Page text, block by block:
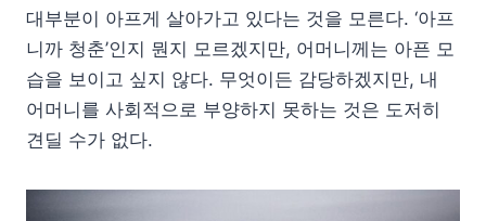
대부분이 아프게 살아가고 있다는 것을 모른다. ‘아프
니까 청춘’인지 뭔지 모르겠지만, 어머니께는 아픈 모
습을 보이고 싶지 않다. 무엇이든 감당하겠지만, 내
어머니를 사회적으로 부양하지 못하는 것은 도저히
견딜 수가 없다.